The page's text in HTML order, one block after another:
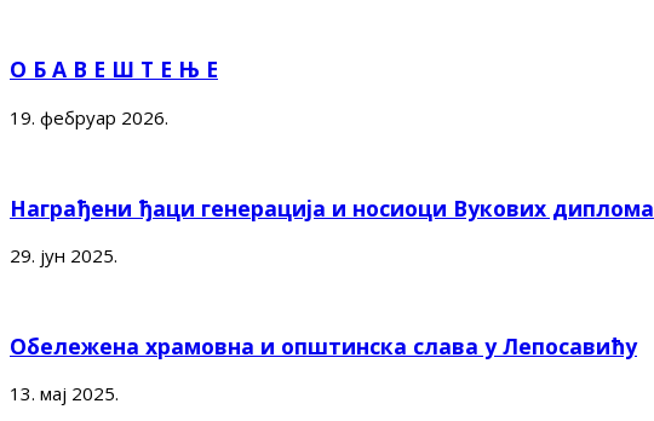
О Б А В Е Ш Т Е Њ Е
19. фебруар 2026.
Награђени ђаци генерација и носиоци Вукових диплома
29. јун 2025.
Обележена храмовна и општинска слава у Лепосавићу
13. мај 2025.